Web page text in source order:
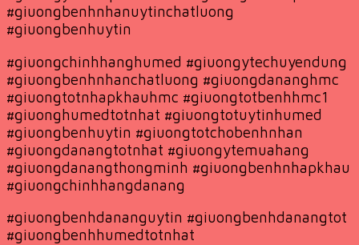
#giuongbenhnhanuytinchatluong
#giuongbenhuytin
#giuongchinhhanghumed #giuongytechuyendung
#giuongbenhnhanchatluong #giuongdananghmc
#giuongtotnhapkhauhmc #giuongtotbenhhmc1
#giuonghumedtotnhat #giuongtotuytinhumed
#giuongbenhuytin #giuongtotchobenhnhan
#giuongdanangtotnhat #giuongytemuahang
#giuongdanangthongminh #giuongbenhnhapkhau
#giuongchinhhangdanang
#giuongbenhdananguytin #giuongbenhdanangtot
#giuongbenhhumedtotnhat